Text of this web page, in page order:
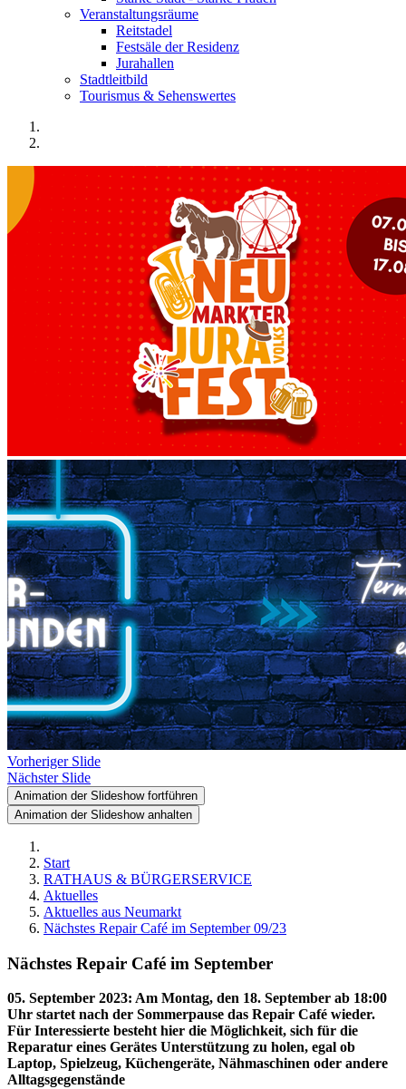
Veranstaltungsräume
Reitstadel
Festsäle der Residenz
Jurahallen
Stadtleitbild
Tourismus & Sehenswertes
Vorheriger Slide
Nächster Slide
Animation der Slideshow fortführen
Animation der Slideshow anhalten
Start
RATHAUS & BÜRGERSERVICE
Aktuelles
Aktuelles aus Neumarkt
Nächstes Repair Café im September 09/23
Nächstes Repair Café im September
05. September 2023: Am Montag, den 18. September ab 18:00
Uhr startet nach der Sommerpause das Repair Café wieder.
Für Interessierte besteht hier die Möglichkeit, sich für die
Reparatur eines Gerätes Unterstützung zu holen, egal ob
Laptop, Spielzeug, Küchengeräte, Nähmaschinen oder andere
Alltagsgegenstände